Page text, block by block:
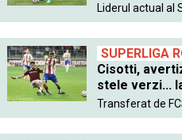
Liderul actual al
SUPERLIGA
Cisotti,
stele verzi...
Transferat de